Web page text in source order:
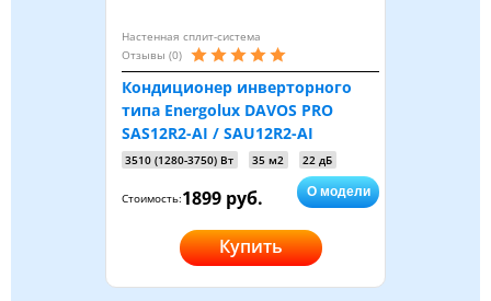
Настенная сплит-система
Отзывы (0)
Кондиционер инверторного
типа Energolux DAVOS PRO
SAS12R2-AI / SAU12R2-AI
3510 (1280-3750) Вт 35 м2 22 дБ
Стоимость:1899 руб. О модели
Купить